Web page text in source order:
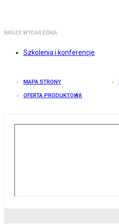
NASZE WYDARZENIA
Szkolenia i konferencje
MAPA STRONY
OFERTA PRODUKTOWA